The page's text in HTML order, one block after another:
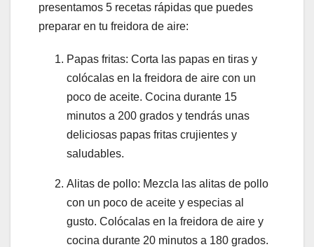
presentamos 5 recetas rápidas que puedes
preparar en tu freidora de aire:
Papas fritas: Corta las papas en tiras y
colócalas en la freidora de aire con un
poco de aceite. Cocina durante 15
minutos a 200 grados y tendrás unas
deliciosas papas fritas crujientes y
saludables.
Alitas de pollo: Mezcla las alitas de pollo
con un poco de aceite y especias al
gusto. Colócalas en la freidora de aire y
cocina durante 20 minutos a 180 grados.